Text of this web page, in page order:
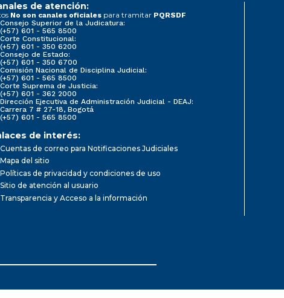
de atención:
No son canales oficiales para tramitar PQRSDF
Consejo Superior de la Judicatura:
(+57) 601 - 565 8500
Corte Constitucional:
(+57) 601 - 350 6200
Consejo de Estado:
(+57) 601 - 350 6700
Comisión Nacional de Disciplina Judicial:
(+57) 601 - 565 8500
Corte Suprema de Justicia:
(+57) 601 - 362 2000
Dirección Ejecutiva de Administración Judicial - DEAJ:
Carrera 7 # 27-18, Bogotá
(+57) 601 - 565 8500
de interés:
Cuentas de correo para Notificaciones Judiciales
Mapa del sitio
Políticas de privacidad y condiciones de uso
Sitio de atención al usuario
Transparencia y Acceso a la información